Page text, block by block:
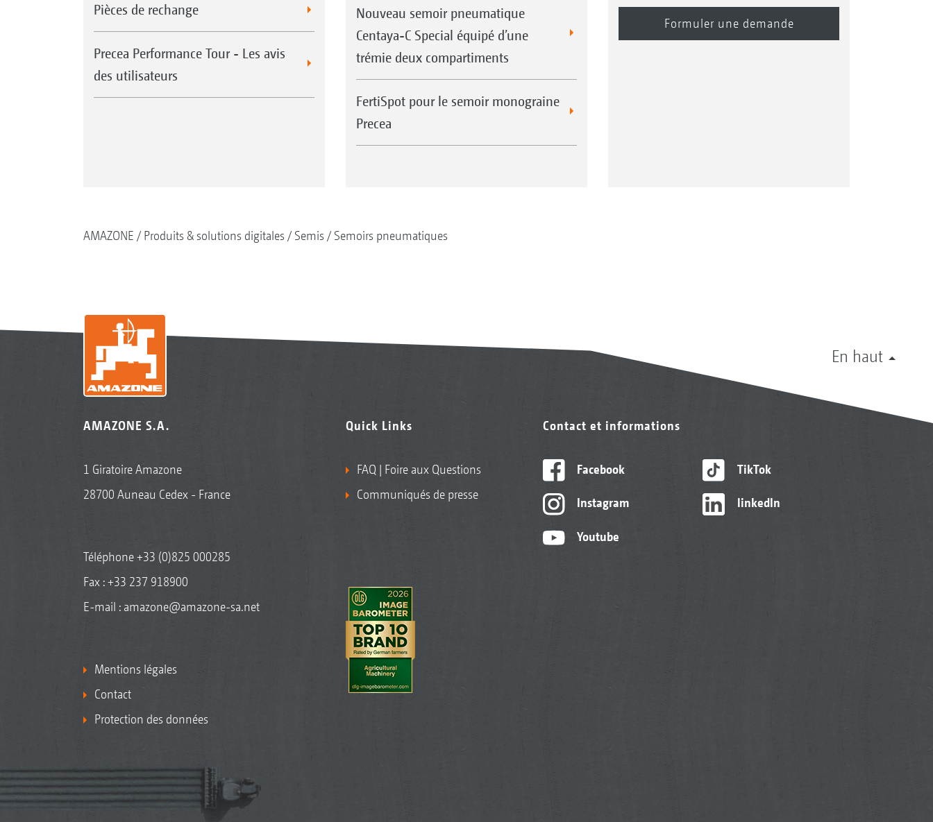
Pièces de rechange
Precea Performance Tour - Les avis
des utilisateurs
Nouveau semoir pneumatique
Centaya-C Special équipé d’une
trémie deux compartiments
FertiSpot pour le semoir monograine
Precea
AMAZONE Produits & solutions digitales Semis Semoirs pneumatiques
En haut
AMAZONE S.A.
1 Giratoire Amazone
28700 Auneau Cedex - France
Téléphone+33 (0)825 000285
Fax : +33 237 918900
E-mail : amazone@amazone-sa.net
Mentions légales
Contact
Protection des données
Quick Links
FAQ | Foire aux Questions
Communiqués de presse
Contact et informations
Facebook
Instagram
Youtube
TikTok
linkedIn